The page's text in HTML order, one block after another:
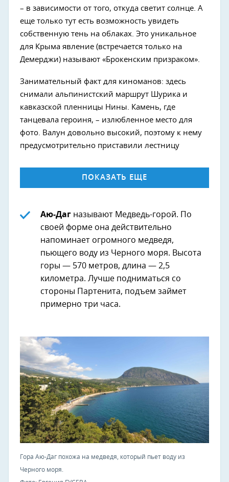
– в зависимости от того, откуда светит солнце. А
еще только тут есть возможность увидеть
собственную тень на облаках. Это уникальное
для Крыма явление (встречается только на
Демерджи) называют «Брокенским призраком».
Занимательный факт для киноманов: здесь
снимали альпинистский маршрут Шурика и
кавказской пленницы Нины. Камень, где
танцевала героиня, – излюбленное место для
фото. Валун довольно высокий, поэтому к нему
предусмотрительно приставили лестницу
ПОКАЗАТЬ ЕЩЕ
Аю-Даг называют Медведь-горой. По
своей форме она действительно
напоминает огромного медведя,
пьющего воду из Черного моря. Высота
горы — 570 метров, длина — 2,5
километра. Лучше подниматься со
стороны Партенита, подъем займет
примерно три часа.
Гора Аю-Даг похожа на медведя, который пьет воду из
Черного моря.